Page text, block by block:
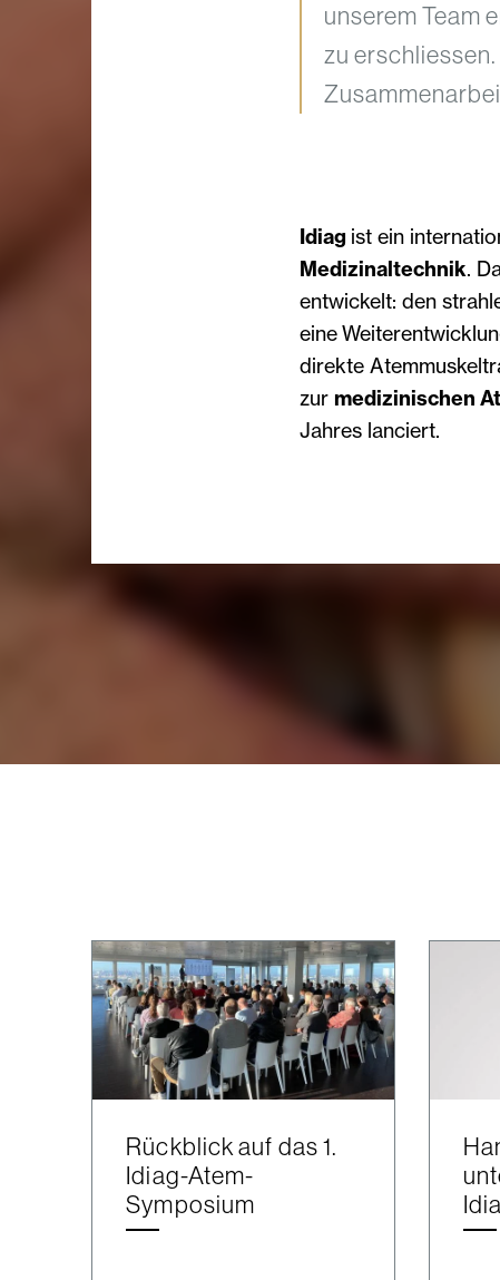
unserem Team
zu
Idiag ist ein
Medizinaltechnik.
entwickelt: den
eine
direkte
zur medizinischen
Jahres lanciert.
Rückblick auf das 1.
Idiag-Atem-
Symposium